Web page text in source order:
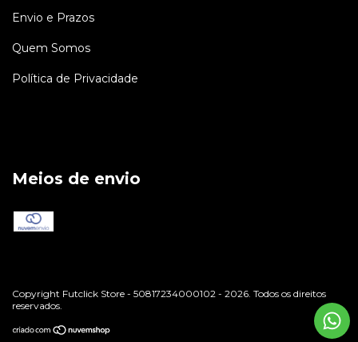
Envio e Prazos
Quem Somos
Política de Privacidade
Meios de envio
Copyright Futclick Store - 50817234000102 - 2026. Todos os direitos
reservados.